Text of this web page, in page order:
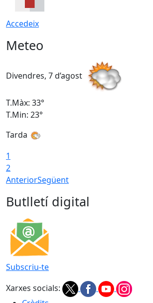
Accedeix
Meteo
Divendres, 7 d’agost
T.Màx: 33°
T.Min: 23°
Tarda
1
2
AnteriorSegüent
Butlletí digital
Subscriu-te
Xarxes socials: